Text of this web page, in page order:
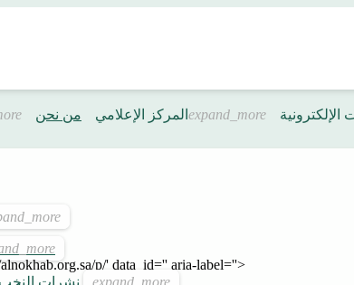
من نحن المركز الإعلامي الإلكترونية
p/' data_id='' aria-label=''>